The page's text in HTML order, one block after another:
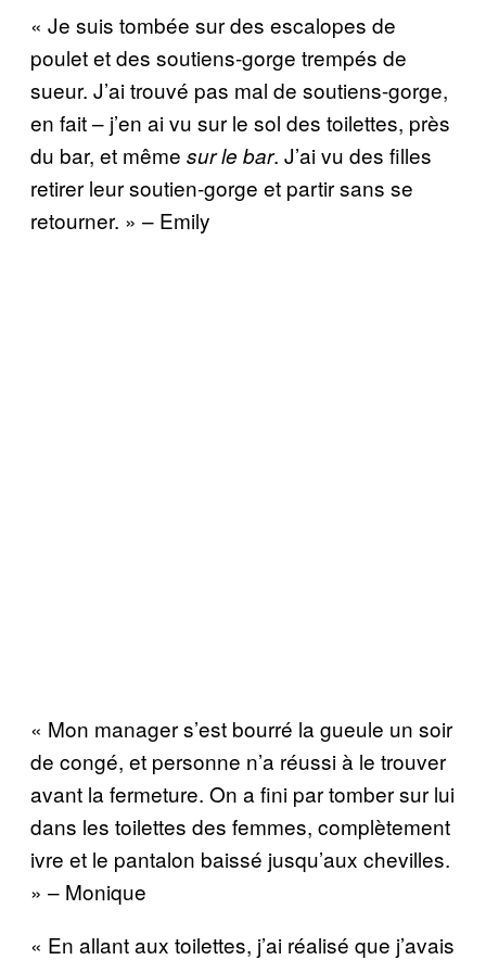
« Je suis tombée sur des escalopes de
poulet et des soutiens-gorge trempés de
sueur. J’ai trouvé pas mal de soutiens-gorge,
en fait – j’en ai vu sur le sol des toilettes, près
du bar, et même sur le bar. J’ai vu des filles
retirer leur soutien-gorge et partir sans se
retourner. » – Emily
« Mon manager s’est bourré la gueule un soir
de congé, et personne n’a réussi à le trouver
avant la fermeture. On a fini par tomber sur lui
dans les toilettes des femmes, complètement
ivre et le pantalon baissé jusqu’aux chevilles.
» – Monique
« En allant aux toilettes, j’ai réalisé que j’avais